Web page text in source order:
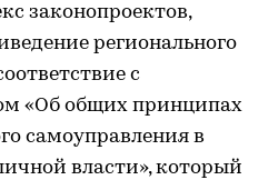
законопроектов,
регионального
с
«Об общих принципах
самоуправления в
власти», который